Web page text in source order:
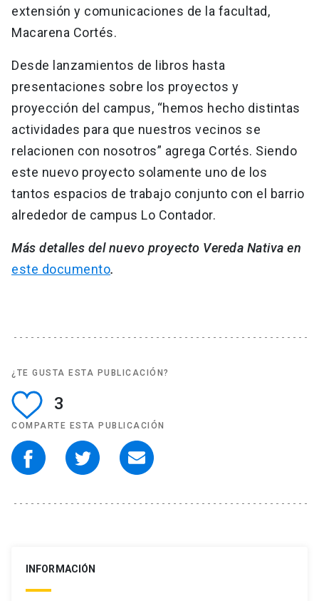
extensión y comunicaciones de la facultad,
Macarena Cortés.
Desde lanzamientos de libros hasta
presentaciones sobre los proyectos y
proyección del campus, “hemos hecho distintas
actividades para que nuestros vecinos se
relacionen con nosotros” agrega Cortés. Siendo
este nuevo proyecto solamente uno de los
tantos espacios de trabajo conjunto con el barrio
alrededor de campus Lo Contador.
Más detalles del nuevo proyecto Vereda Nativa en
este documento.
¿TE GUSTA ESTA PUBLICACIÓN?
3
COMPARTE ESTA PUBLICACIÓN
INFORMACIÓN